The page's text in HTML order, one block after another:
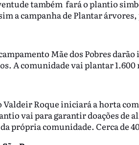
também fará o plantio
a campanha de Plantar
Mãe dos Pobres
A comunidade vai plantar 1.600
Valdeir Roque iniciará a horta
vai para garantir doações de
própria comunidade. Cerca de